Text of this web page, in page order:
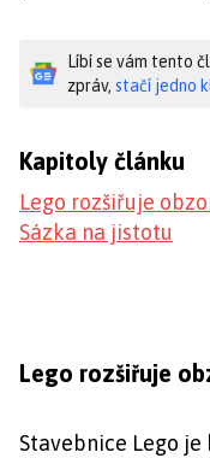
Líbí se vám tento
zpráv, stačí jedno
Kapitoly článku
Lego rozšiřuje
Sázka na jistotu
Lego rozšiřuje
Stavebnice Lego